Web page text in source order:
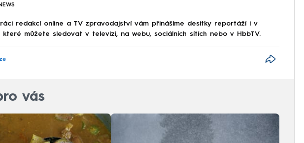
redakcí online a TV zpravodajství vám přinášíme desítky reportáží i v
můžete sledovat v televizi, na webu, sociálních sítích nebo v HbbTV.
vás